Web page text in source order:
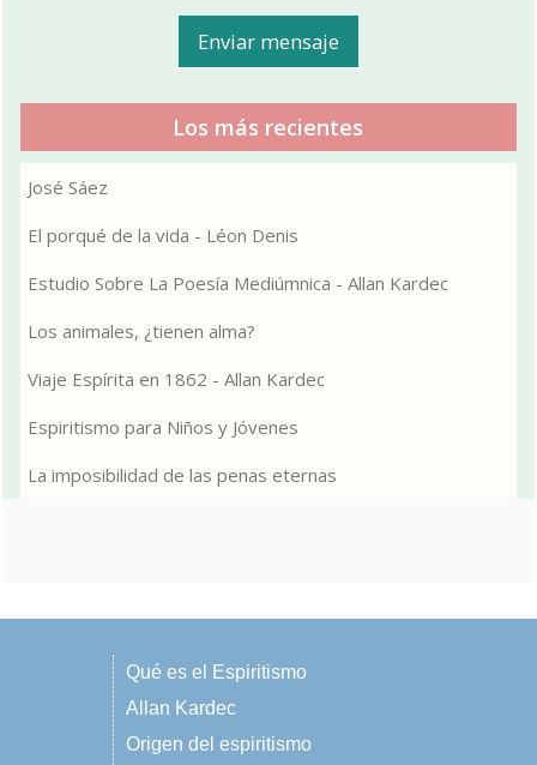
Los más recientes
José Sáez
El porqué de la vida - Léon Denis
Estudio Sobre La Poesía Mediúmnica - Allan Kardec
Los animales, ¿tienen alma?
Viaje Espírita en 1862 - Allan Kardec
Espiritismo para Niños y Jóvenes
La imposibilidad de las penas eternas
Qué es el Espiritismo
Allan Kardec
Origen del espiritismo